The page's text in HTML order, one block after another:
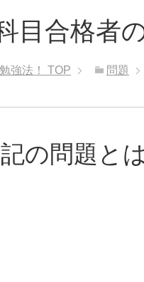
目合格者
強法！ TOP 問題
の問題と